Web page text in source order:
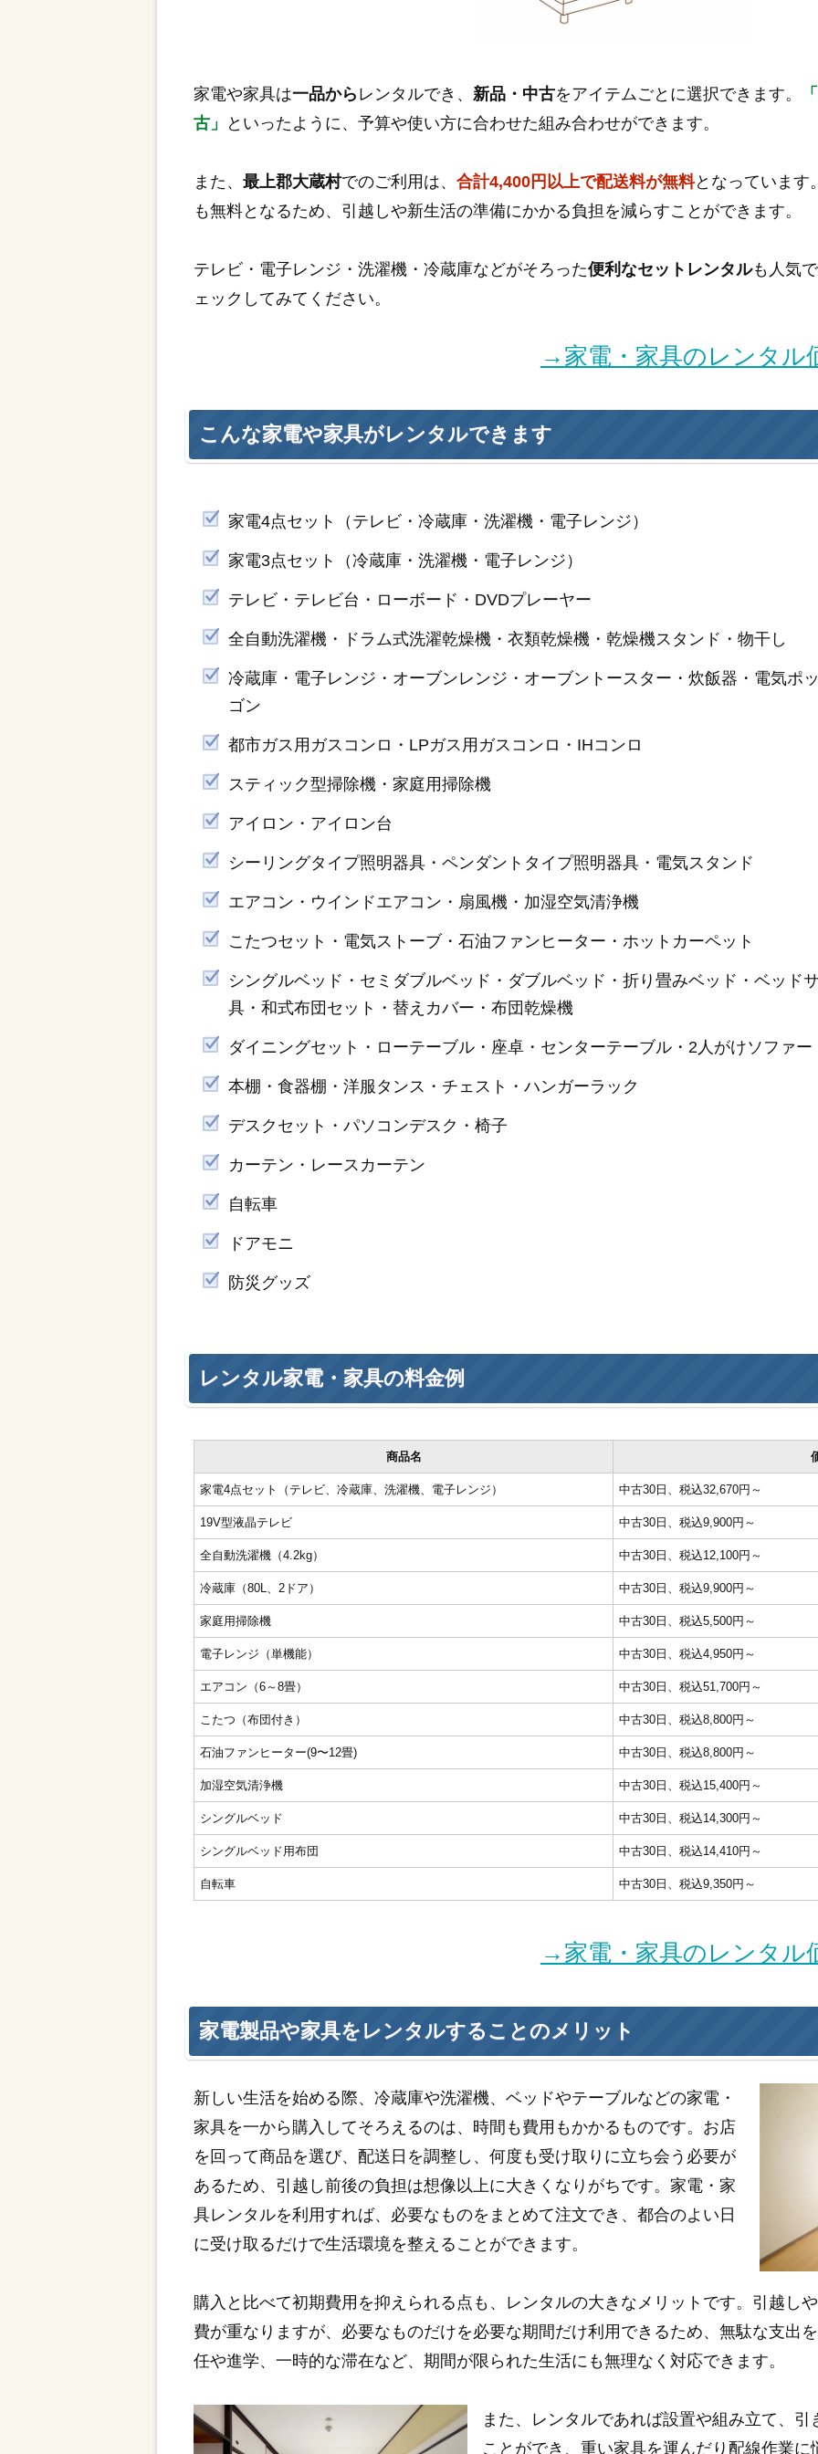
家電や家具は一品から レンタルでき、 新品・中古をアイテムごとに選択できます。
古」
といったように、予算や使い方に合わせた組み合わせができます。
また、最上郡大蔵村でのご利用は、合計4,400円以上で配送料が無料となっています
も無料となるため、引越しや新生活の準備にかかる負担を減らすことができます。
テレビ・電子レンジ・洗濯機・冷蔵庫などがそろった便利なセットレンタルも人気
ェックしてみてください。
→家電・家具のレンタル
こんな家電や家具がレンタルできます
家電4点セット（テレビ・冷蔵庫・洗濯機・電子レンジ）
家電3点セット（冷蔵庫・洗濯機・電子レンジ）
テレビ・テレビ台・ローボード・DVDプレーヤー
全自動洗濯機・ドラム式洗濯乾燥機・衣類乾燥機・乾燥機スタンド・物干し
冷蔵庫・電子レンジ・オーブンレンジ・オーブントースター・炊飯器・電気ポ
ゴン
都市ガス用ガスコンロ・LPガス用ガスコンロ・IHコンロ
スティック型掃除機・家庭用掃除機
アイロン・アイロン台
シーリングタイプ照明器具・ペンダントタイプ照明器具・電気スタンド
エアコン・ウインドエアコン・扇風機・加湿空気清浄機
こたつセット・電気ストーブ・石油ファンヒーター・ホットカーペット
シングルベッド・セミダブルベッド・ダブルベッド・折り畳みベッド・ベッド
具・和式布団セット・替えカバー・布団乾燥機
ダイニングセット・ローテーブル・座卓・センターテーブル・2人がけソファー
本棚・食器棚・洋服タンス・チェスト・ハンガーラック
デスクセット・パソコンデスク・椅子
カーテン・レースカーテン
自転車
ドアモニ
防災グッズ
レンタル家電・家具の料金例
商品名
家電4点セット（テレビ、冷蔵庫、洗濯機、電子レンジ） 中古30日、税込32,670円～
19V型液晶テレビ 中古30日、税込9,900円～
全自動洗濯機（4.2kg） 中古30日、税込12,100円～
冷蔵庫（80L、2ドア） 中古30日、税込9,900円～
家庭用掃除機 中古30日、税込5,500円～
電子レンジ（単機能） 中古30日、税込4,950円～
エアコン（6～8畳） 中古30日、税込51,700円～
こたつ（布団付き） 中古30日、税込8,800円～
石油ファンヒーター(9〜12畳) 中古30日、税込8,800円～
加湿空気清浄機 中古30日、税込15,400円～
シングルベッド 中古30日、税込14,300円～
シングルベッド用布団 中古30日、税込14,410円～
自転車 中古30日、税込9,350円～
→家電・家具のレンタル
家電製品や家具をレンタルすることのメリット
新しい生活を始める際、冷蔵庫や洗濯機、ベッドやテーブルなどの家電・
家具を一から購入してそろえるのは、時間も費用もかかるものです。お店
を回って商品を選び、配送日を調整し、何度も受け取りに立ち会う必要が
あるため、引越し前後の負担は想像以上に大きくなりがちです。家電・家
具レンタルを利用すれば、必要なものをまとめて注文でき、都合のよい日
に受け取るだけで生活環境を整えることができます。
購入と比べて初期費用を抑えられる点も、レンタルの大きなメリットです。引越し
費が重なりますが、必要なものだけを必要な期間だけ利用できるため、無駄な支出
任や進学、一時的な滞在など、期間が限られた生活にも無理なく対応できます。
また、レンタルであれば設置や組み立て、
ことができ、重い家具を運んだり配線作業